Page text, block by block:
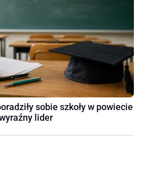
sobie szkoły w powiecie
lider